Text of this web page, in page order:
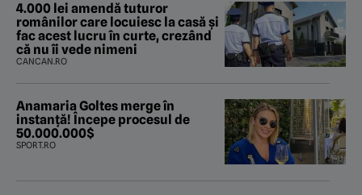
4.000 lei amendă tuturor
românilor care locuiesc la casă și
fac acest lucru în curte, crezând
că nu îi vede nimeni
CANCAN.RO
Anamaria Goltes merge în
instanță! Începe procesul de
50.000.000$
SPORT.RO